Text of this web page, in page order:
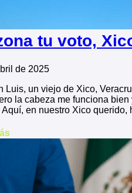
tu voto,
de 2025
Luis, un viejo de Xico,
la cabeza me funciona
Aquí, en nuestro Xico querido,